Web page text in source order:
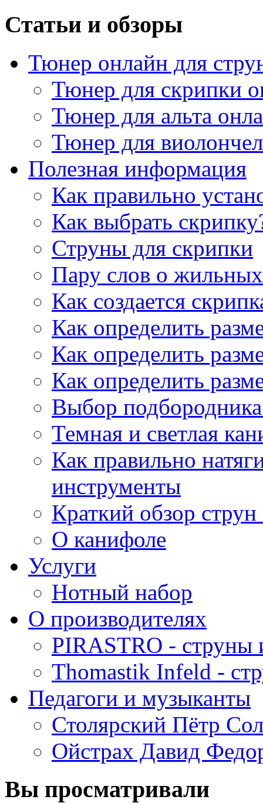
Статьи и обзоры
Тюнер онлайн для
Тюнер для скрипки
Тюнер для альта
Тюнер для
Полезная информация
Как правильно
Как выбрать
Струны для скрипки
Пару слов о
Как создается
Как определить
Как определить
Как определить
Выбор
Темная и светлая
Как правильно
инструменты
Краткий обзор
О канифоле
Услуги
Нотный набор
О производителях
PIRASTRO - струны
Thomastik Infeld -
Педагоги и музыканты
Столярский Пётр
Ойстрах Давид
Вы просматривали